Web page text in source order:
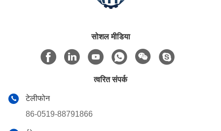
सोशल मीडिया
त्वरित संपर्क
टेलीफोन
86-0519-88791866